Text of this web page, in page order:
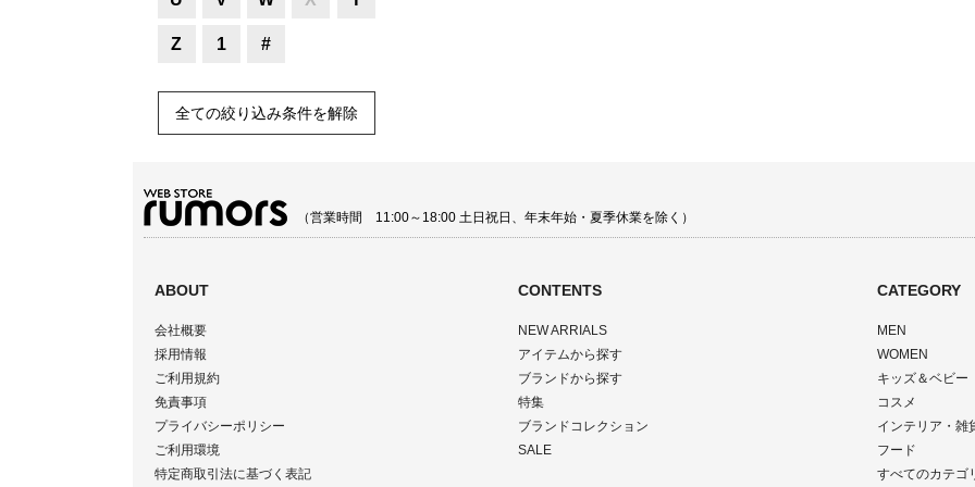
Z 1 #
全ての絞り込み条件を解除
（営業時間 11:00～18:00 土日祝日、年末年始・夏季休業を除く）
ABOUT
会社概要
採用情報
ご利用規約
免責事項
プライバシーポリシー
ご利用環境
特定商取引法に基づく表記
CONTENTS
NEW ARRIALS
アイテムから探す
ブランドから探す
特集
ブランドコレクション
SALE
CATEGORY
MEN
WOMEN
キッズ＆ベビー
コスメ
インテリア・雑
フード
すべてのカテゴ